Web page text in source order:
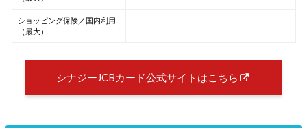
ショッピング保険／国内利用
（最大）
-
シナジーJCBカード公式サイトはこちら